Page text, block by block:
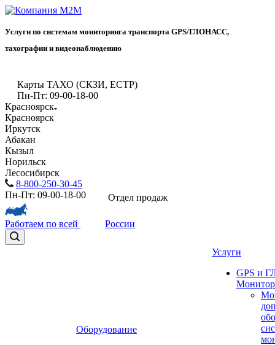
Услуги по системам мониторинга транспорта GPS/ГЛОНАСС,
тахографии и видеонаблюдению
Карты ТАХО (СКЗИ, ЕСТР)
Пн-Пт: 09-00-18-00
Красноярск
Красноярск
Иркутск
Абакан
Кызыл
Норильск
Лесосибирск
8-800-250-30-45
Пн-Пт: 09-00-18-00
Отдел продаж
Работаем по всей России
Оборудование
Услуги
GPS и